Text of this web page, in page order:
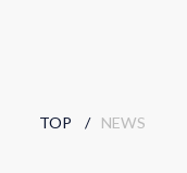
TOP NEWS